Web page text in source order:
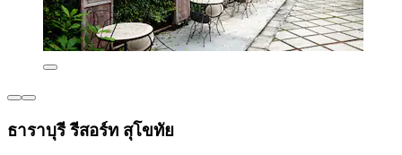
ธาราบุรี รีสอร์ท สุโขทัย